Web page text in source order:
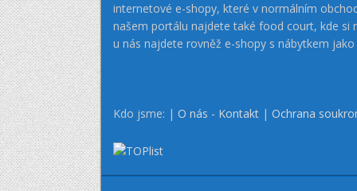
internetové e-shopy, které v normálním
našem portálu najdete také food court, kde
u nás najdete rovněž e-shopy s nábytkem
Kdo jsme: | O nás - Kontakt | Ochrana